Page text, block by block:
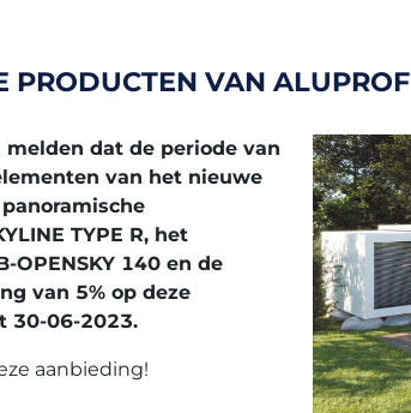
PRODUCTEN VAN ALUPROF
dat de periode van
van het nieuwe
TYPE R, het
140 en de
van 5% op deze
30-06-2023.
aanbieding!